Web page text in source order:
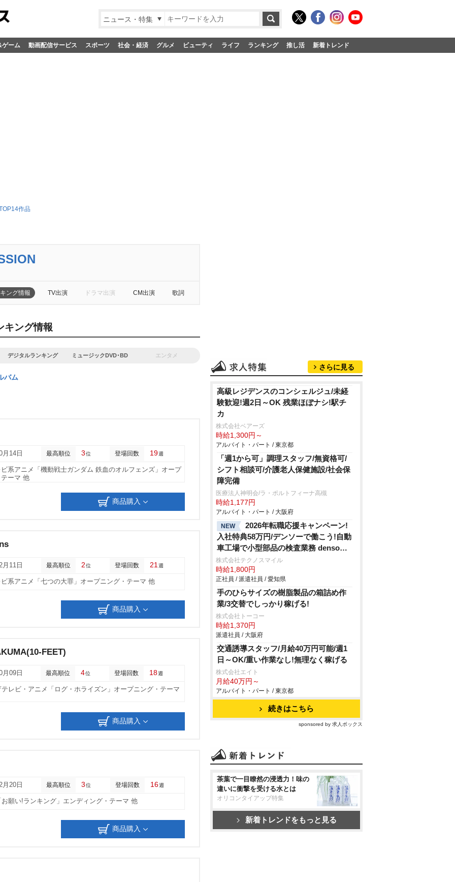
ニュース・特集
ゲーム 動画配信サービス スポーツ 社会・経済 グルメ ビューティ ライフ ランキング 推し活 新着トレンド
作品
ング情報 TV出演 ドラマ出演 CM出演 歌詞
キング情報
デジタルランキング ミュージックDVD･BD エンタメ
バム
月14日 最高順位 3位 登場回数 19週
系アニメ「機動戦士ガンダム 鉄血のオルフェンズ」オープ
ーマ 他
商品購入
月11日 最高順位 2位 登場回数 21 週
系アニメ「七つの大罪」オープニング・テーマ 他
商品購入
FEET)
月09日 最高順位 4位 登場回数 18週
テレビ・アニメ「ログ・ホライズン」オープニング・テーマ
商品購入
月20日 最高順位 3位 登場回数 16週
願い!ランキング」エンディング・テーマ 他
商品購入
さらに見る
高級レジデンスのコンシェルジュ/未経
験歓迎!週2日～OK 残業ほぼナシ!駅チ
カ
株式会社ベアーズ
時給1,300円～
アルバイト・パート / 東京都
「週1から可」調理スタッフ/無資格可/
シフト相談可/介護老人保健施設/社会保
障完備
医療法人神明会/ラ・ポルトフィーナ高槻
時給1,177円
アルバイト・パート / 大阪府
NEW
2026年転職応援キャンペーン!
入社特典58万円/デンソーで働こう!自動
車工場で小型部品の検査業務 denso
aichi
株式会社テクノスマイル
時給1,800円
正社員 / 派遣社員 / 愛知県
手のひらサイズの樹脂製品の箱詰め作
業/3交替でしっかり稼げる!
株式会社トーコー
時給1,370円
派遣社員 / 大阪府
交通誘導スタッフ/月給40万円可能/週1
日～OK/重い作業なし!無理なく稼げる
株式会社エイト
月給40万円～
アルバイト・パート / 東京都
続きはこちら
sponsored by 求人ボックス
茶葉で一目瞭然の浸透力！味の
違いに衝撃を受ける水とは
オリコンタイアップ特集
新着トレンドをもっと見る